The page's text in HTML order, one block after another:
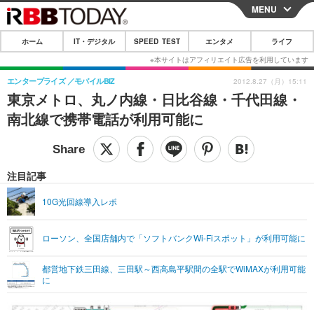
CLOSE
ホーム
IT・デジタル
IT・デジタルTOP スマートフォン
ショッピング その他
SPEED TEST
エンタメTOP 映画・ドラマ
グラビア ブログ
ショッピング その他
ライフTOP
リリース一覧
プッシュ通知の停止方法
MENU
ホーム IT・デジタル SPEED TEST エンタメ ライフ
東京メトロ、丸ノ内線・日比谷線・千代田線・
南北線で携帯電話が利用可能に
エンタープライズ モバイルBIZ
注目記事
10G光回線導入レポ
ローソン、全国店舗内で「ソフトバンクWi-Fiスポット」が利用可能に
都営地下鉄三田線、三田駅～西高島平駅間の全駅でWiMAXが利用可能
に
2012.8.27（月）15:11